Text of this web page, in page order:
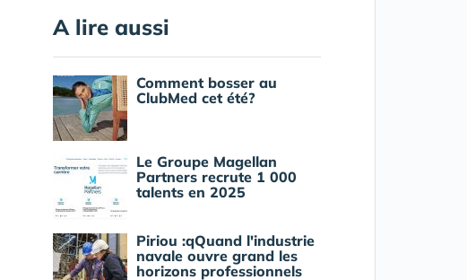
A lire aussi
Comment bosser au
ClubMed cet été?
Le Groupe Magellan
Partners recrute 1 000
talents en 2025
Piriou :qQuand l'industrie
navale ouvre grand les
horizons professionnels